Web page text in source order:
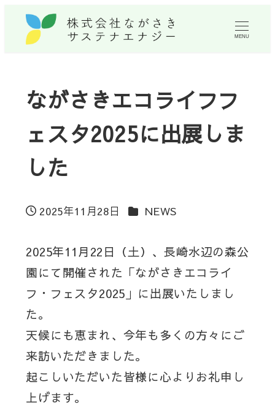
MENU
ながさきエコライフフ
ェスタ2025に出展しま
した
投稿日
2025年11月28日 カテゴリー
NEWS
2025年11月22日（土）、長崎水辺の森公
園にて開催された「ながさきエコライ
フ・フェスタ2025」に出展いたしまし
た。
天候にも恵まれ、今年も多くの方々にご
来訪いただきました。
起こしいただいた皆様に心よりお礼申し
上げます。